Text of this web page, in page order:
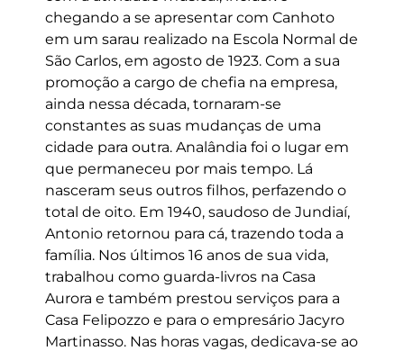
chegando a se apresentar com Canhoto
em um sarau realizado na Escola Normal de
São Carlos, em agosto de 1923. Com a sua
promoção a cargo de chefia na empresa,
ainda nessa década, tornaram-se
constantes as suas mudanças de uma
cidade para outra. Analândia foi o lugar em
que permaneceu por mais tempo. Lá
nasceram seus outros filhos, perfazendo o
total de oito. Em 1940, saudoso de Jundiaí,
Antonio retornou para cá, trazendo toda a
família. Nos últimos 16 anos de sua vida,
trabalhou como guarda-livros na Casa
Aurora e também prestou serviços para a
Casa Felipozzo e para o empresário Jacyro
Martinasso. Nas horas vagas, dedicava-se ao